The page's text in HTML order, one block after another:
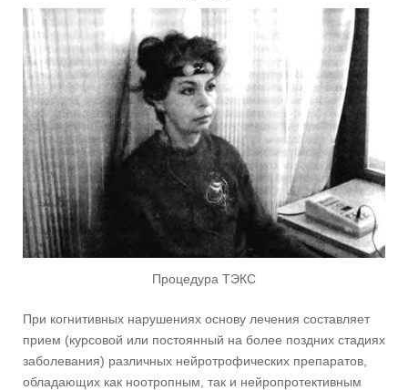
Процедура ТЭКС
При когнитивных нарушениях основу лечения составляет
прием (курсовой или постоянный на более поздних стадиях
заболевания) различных нейротрофических препаратов,
обладающих как ноотропным, так и нейропротективным